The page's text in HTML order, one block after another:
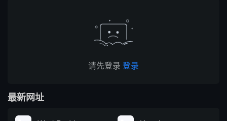
务沟通等...
请先登录 登录
最新网址